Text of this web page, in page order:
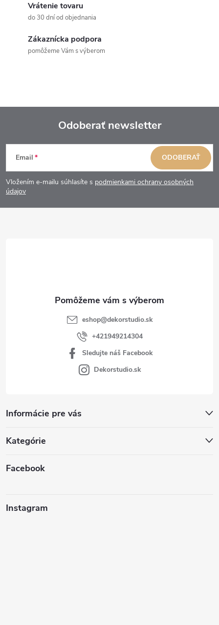
Vrátenie tovaru
do 30 dní od objednania
Zákaznícka podpora
pomôžeme Vám s výberom
Z
á
p
Odoberať newsletter
Email
Vložením e-mailu súhlasíte s podmienkami ochrany osobných
údajov
ODOBERAŤ
Informácie pre vás
Kategórie
Facebook
Instagram
eshop@dekorstudio.sk
+421949214304
Sledujte náš Facebook
Dekorstudio.sk